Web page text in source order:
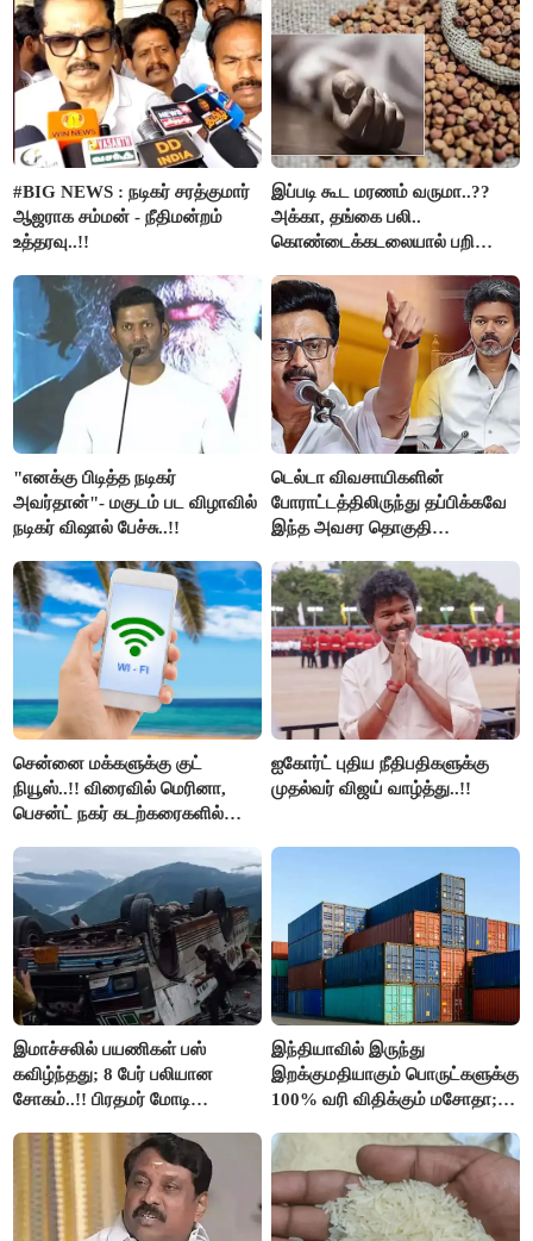
கைது..!!
#BIG NEWS : நடிகர் சரத்குமார்
ஆஜராக சம்மன் - நீதிமன்றம்
உத்தரவு..!!
இப்படி கூட மரணம் வருமா..??
அக்கா, தங்கை பலி..
கொண்டைக்கடலையால் பறிபோன
"எனக்கு பிடித்த நடிகர்
அவர்தான்"- மகுடம் பட விழாவில்
நடிகர் விஷால் பேச்சு..!!
டெல்டா விவசாயிகளின்
போராட்டத்திலிருந்து தப்பிக்கவே
இந்த அவசர தொகுதி
அரங்கேற்றுகிறார் முதலமைச்சர் -
திமுக ஐடி விங்..!!
சென்னை மக்களுக்கு குட்
நியூஸ்..!! விரைவில் மெரினா,
பெசன்ட் நகர் கடற்கரைகளில்
ஐகோர்ட் புதிய நீதிபதிகளுக்கு
முதல்வர் விஜய் வாழ்த்து..!!
இமாச்சலில் பயணிகள் பஸ்
கவிழ்ந்தது; 8 பேர் பலியான
சோகம்..!! பிரதமர் மோடி
இந்தியாவில் இருந்து
இறக்குமதியாகும் பொருட்களுக்கு
100% வரி விதிக்கும் மசோதா;